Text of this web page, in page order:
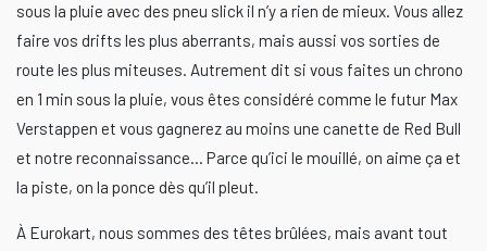
sous la pluie avec des pneu slick il n’y a rien de mieux. Vous allez
faire vos drifts les plus aberrants, mais aussi vos sorties de
route les plus miteuses. Autrement dit si vous faites un chrono
en 1 min sous la pluie, vous êtes considéré comme le futur Max
Verstappen et vous gagnerez au moins une canette de Red Bull
et notre reconnaissance… Parce qu’ici le mouillé, on aime ça et
la piste, on la ponce dès qu’il pleut.
À Eurokart, nous sommes des têtes brûlées, mais avant tout